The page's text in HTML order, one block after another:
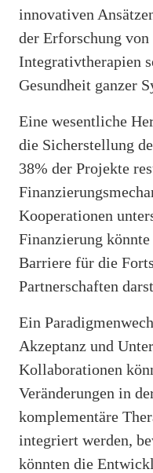
innovativen
der Erforschung
Integrativtherapien
Gesundheit ganzer
Eine wesentliche
die Sicherstellung
38% der Projekte
Kooperationen
Finanzierung
Barriere für die
Partnerschaften
Ein
Akzeptanz und
Kollaborationen
Veränderungen in
komplementäre
integriert werden,
könnten die